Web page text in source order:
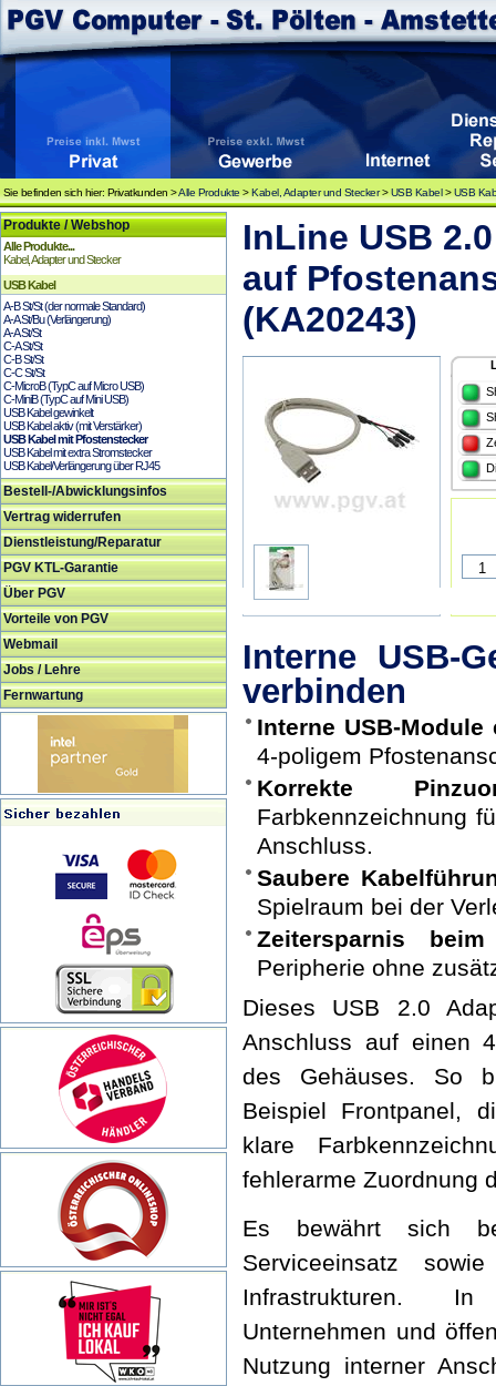
Sie befinden sich hier: Privatkunden >Alle Produkte >Kabel, Adapter und Stecker>USB Kabel>USB
Produkte / Webshop
Alle Produkte...
Kabel, Adapter und Stecker
USB Kabel
A-B St/St (der normale Standard)
A-A St/Bu (Verlängerung)
A-A St/St
C-A St/St
C-B St/St
C-C St/St
C-MicroB (TypC auf Micro USB)
C-MiniB (TypC auf Mini USB)
USB Kabel gewinkelt
USB Kabel aktiv (mit Verstärker)
USB Kabel mit Pfostenstecker
USB Kabel mit extra Stromstecker
USB Kabel/Verlängerung über RJ45
Bestell-/Abwicklungsinfos
Vertrag widerrufen
Dienstleistung/Reparatur
PGV KTL-Garantie
Über PGV
Vorteile von PGV
Webmail
Jobs / Lehre
Fernwartung
InLine USB
auf
(KA20243)
Interne USB-
verbinden
Interne USB-
4-poligem
Korrekte
Farbkennzeichnung
Anschluss.
Saubere
Spielraum bei der
Zeitersparnis beim
Peripherie ohne
Dieses USB 2.0
Anschluss auf einen
des Gehäuses. So
Beispiel Frontpanel,
klare
fehlerarme Zuordnung
Es bewährt sich
Serviceeinsatz
Infrastrukturen. In
Unternehmen und
Nutzung interner